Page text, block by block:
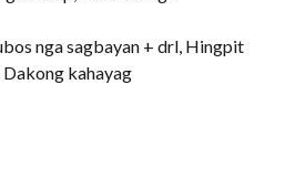
nga sagbayan + drl, Hingpit
Dakong kahayag